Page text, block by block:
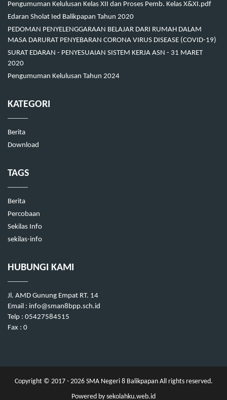
Pengumuman Kelulusan Kelas XII dan Proses Pemb. Kelas X&XI.pdf
Edaran Sholat Ied Balikpapan Tahun 2020
PEDOMAN PENYELENGGARAAN BELAJAR DARI RUMAH DALAM
MASA DARURAT PENYEBARAN CORONA VIRUS DISEASE (COVID-19)
SURAT EDARAN - PENYESUAIAN SISTEM KERJA ASN - 31 MARET
2020
Pengumuman Kelulusan Tahun 2024
KATEGORI
Berita
Download
TAGS
Berita
Percobaan
Sekilas Info
sekilas-info
HUBUNGI KAMI
Jl. AMD Gunung Empat RT. 14
Email : info@sman8bpp.sch.id
Telp : 05427584515
Fax : 0
Copyright © 2017 - 2026SMA Negeri 8 BalikpapanAll rights reserved.
Powered by sekolahku.web.id